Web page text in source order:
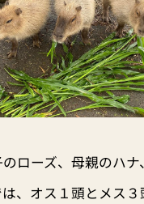
ローズ、母親のハナ
、オス１頭とメス